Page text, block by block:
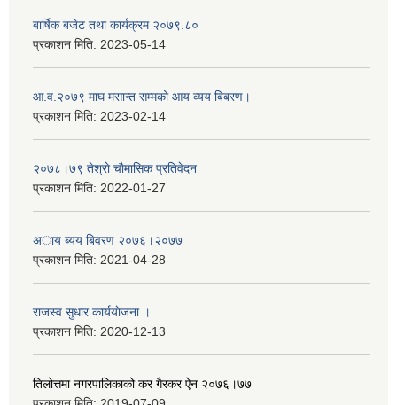
बार्षिक बजेट तथा कार्यक्रम २०७९.८०
प्रकाशन मिति: 2023-05-14
आ.व.२०७९ माघ मसान्त सम्मको आय व्यय बिबरण।
प्रकाशन मिति: 2023-02-14
२०७८।७९ तेश्राे चाैमासिक प्रतिवेदन
प्रकाशन मिति: 2022-01-27
अाय ब्यय बिवरण २०७६।२०७७
प्रकाशन मिति: 2021-04-28
राजस्व सुधार कार्ययाेजना ।
प्रकाशन मिति: 2020-12-13
तिलोत्तमा नगरपालिकाको कर गैरकर ऐन २०७६।७७